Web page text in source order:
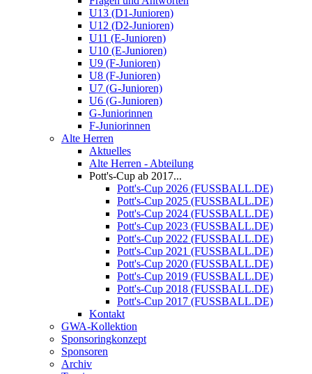
U13 (D1-Junioren)
U12 (D2-Junioren)
U11 (E-Junioren)
U10 (E-Junioren)
U9 (F-Junioren)
U8 (F-Junioren)
U7 (G-Junioren)
U6 (G-Junioren)
G-Juniorinnen
F-Juniorinnen
Alte Herren
Aktuelles
Alte Herren - Abteilung
Pott's-Cup ab 2017...
Pott's-Cup 2026 (FUSSBALL.DE)
Pott's-Cup 2025 (FUSSBALL.DE)
Pott's-Cup 2024 (FUSSBALL.DE)
Pott's-Cup 2023 (FUSSBALL.DE)
Pott's-Cup 2022 (FUSSBALL.DE)
Pott's-Cup 2021 (FUSSBALL.DE)
Pott's-Cup 2020 (FUSSBALL.DE)
Pott's-Cup 2019 (FUSSBALL.DE)
Pott's-Cup 2018 (FUSSBALL.DE)
Pott's-Cup 2017 (FUSSBALL.DE)
Kontakt
GWA-Kollektion
Sponsoringkonzept
Sponsoren
Archiv